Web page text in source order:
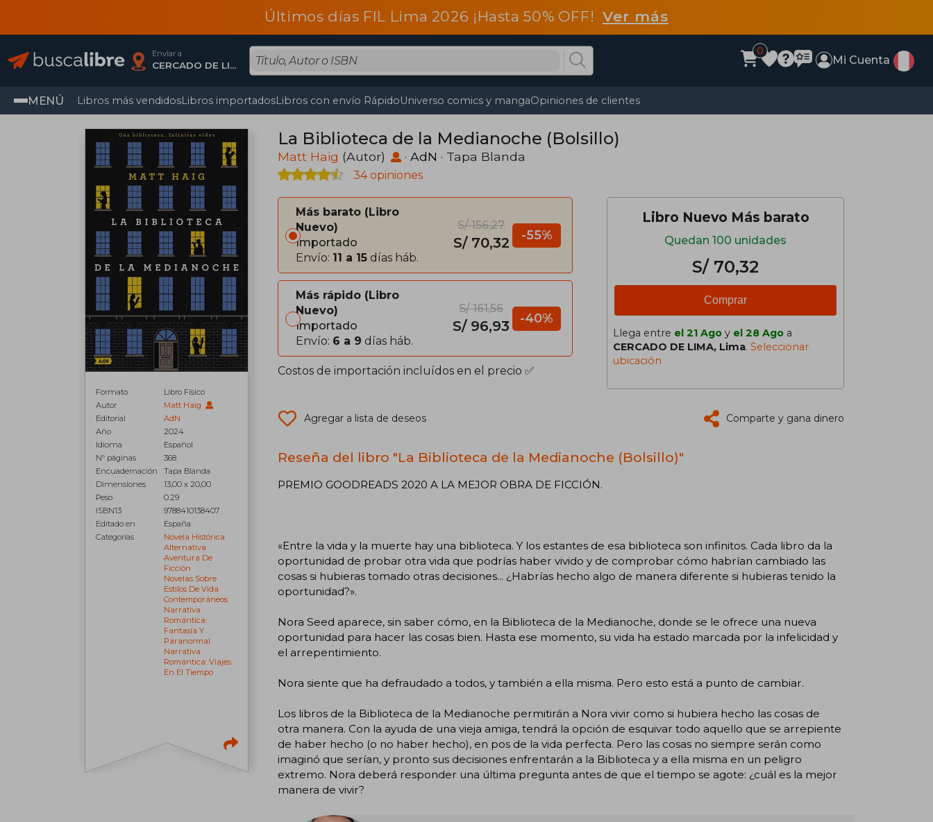
Últimos días FIL Lima 2026 ¡Hasta 50% OFF! Ver más
Enviar a
CERCADO DE LIMA, Lima
0
Mi Cuenta
MENÚ Libros más vendidosLibros importadosLibros con envío RápidoUniverso comics y mangaOpiniones de clientes
Formato
Libro Físico
Autor
Matt Haig
Editorial
AdN
Año
2024
Idioma
Español
N° páginas
368
Encuadernación
Tapa Blanda
Dimensiones
13,00 x 20,00
Peso
0.29
ISBN13
9788410138407
Editado en
España
Categorías
Novela Histórica
Alternativa
Aventura De
Ficción
Novelas Sobre
Estilos De Vida
Contemporáneos
Narrativa
Romántica:
Fantasía Y
Paranormal
Narrativa
Romántica: Viajes
En El Tiempo
La Biblioteca de la Medianoche (Bolsillo)
Matt Haig (Autor) · AdN · Tapa Blanda
34 opiniones
Más barato
Libro
Nuevo
Importado
Envío: 11 a 15 días háb.
S/ 156,27
S/ 70,32 -55%
Más rápido
Libro
Nuevo
Importado
Envío: 6 a 9 días háb.
S/ 161,56
S/ 96,93 -40%
Costos de importación incluídos en el precio ✅
Libro Nuevo Más barato
Quedan 100 unidades
S/ 70,32
Comprar
Llega entre el 21 Ago y el 28 Ago a
CERCADO DE LIMA, Lima. Seleccionar
ubicación
Agregar a lista de deseos Comparte y gana dinero
Reseña del libro "La Biblioteca de la Medianoche (Bolsillo)"
PREMIO GOODREADS 2020 A LA MEJOR OBRA DE FICCIÓN.
«Entre la vida y la muerte hay una biblioteca. Y los estantes de esa biblioteca son infinitos. Cada libro da la
oportunidad de probar otra vida que podrías haber vivido y de comprobar cómo habrían cambiado las
cosas si hubieras tomado otras decisiones... ¿Habrías hecho algo de manera diferente si hubieras tenido la
oportunidad?».
Nora Seed aparece, sin saber cómo, en la Biblioteca de la Medianoche, donde se le ofrece una nueva
oportunidad para hacer las cosas bien. Hasta ese momento, su vida ha estado marcada por la infelicidad y
el arrepentimiento.
Nora siente que ha defraudado a todos, y también a ella misma. Pero esto está a punto de cambiar.
Los libros de la Biblioteca de la Medianoche permitirán a Nora vivir como si hubiera hecho las cosas de
otra manera. Con la ayuda de una vieja amiga, tendrá la opción de esquivar todo aquello que se arrepiente
de haber hecho (o no haber hecho), en pos de la vida perfecta. Pero las cosas no siempre serán como
imaginó que serían, y pronto sus decisiones enfrentarán a la Biblioteca y a ella misma en un peligro
extremo. Nora deberá responder una última pregunta antes de que el tiempo se agote: ¿cuál es la mejor
manera de vivir?